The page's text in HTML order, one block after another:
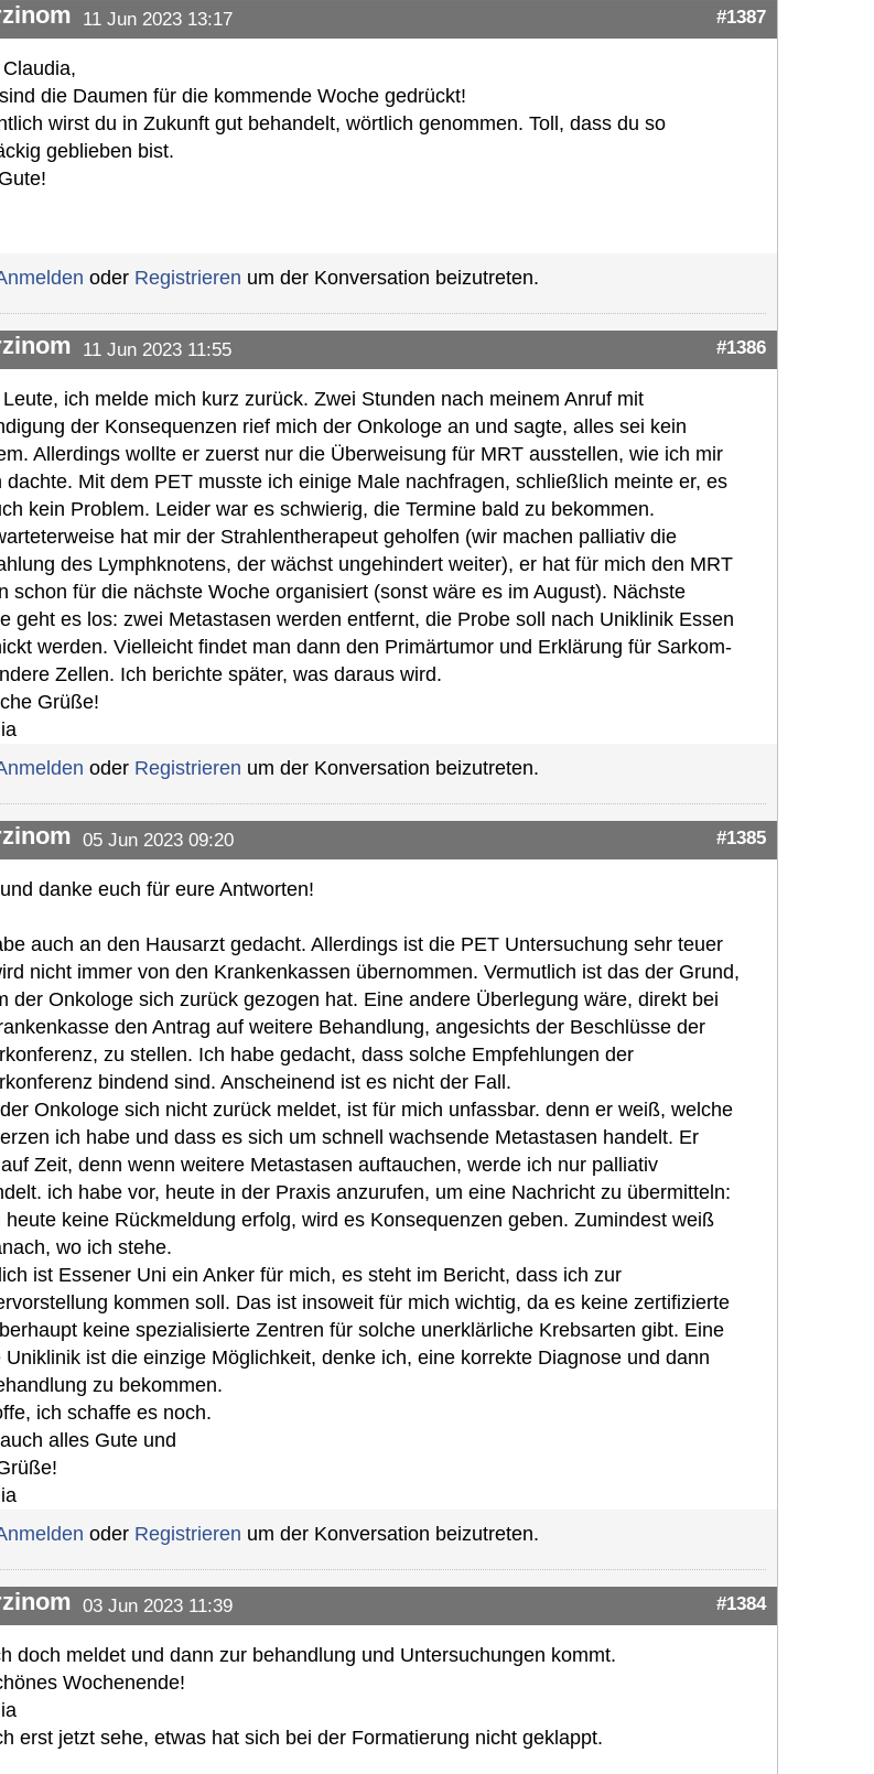
11 Jun 2023 13:17 #1387
die Daumen für die kommende Woche gedrückt!
wirst du in Zukunft gut behandelt, wörtlich genommen. Toll, dass du so
geblieben bist.
oder Registrieren um der Konversation beizutreten.
11 Jun 2023 11:55 #1386
ich melde mich kurz zurück. Zwei Stunden nach meinem Anruf mit
der Konsequenzen rief mich der Onkologe an und sagte, alles sei kein
Allerdings wollte er zuerst nur die Überweisung für MRT ausstellen, wie ich mir
dachte. Mit dem PET musste ich einige Male nachfragen, schließlich meinte er, es
kein Problem. Leider war es schwierig, die Termine bald zu bekommen.
hat mir der Strahlentherapeut geholfen (wir machen palliativ die
des Lymphknotens, der wächst ungehindert weiter), er hat für mich den MRT
schon für die nächste Woche organisiert (sonst wäre es im August). Nächste
geht es los: zwei Metastasen werden entfernt, die Probe soll nach Uniklinik Essen
werden. Vielleicht findet man dann den Primärtumor und Erklärung für Sarkom-
Zellen. Ich berichte später, was daraus wird.
Grüße!
oder Registrieren um der Konversation beizutreten.
05 Jun 2023 09:20 #1385
danke euch für eure Antworten!
auch an den Hausarzt gedacht. Allerdings ist die PET Untersuchung sehr teuer
nicht immer von den Krankenkassen übernommen. Vermutlich ist das der Grund,
der Onkologe sich zurück gezogen hat. Eine andere Überlegung wäre, direkt bei
den Antrag auf weitere Behandlung, angesichts der Beschlüsse der
zu stellen. Ich habe gedacht, dass solche Empfehlungen der
bindend sind. Anscheinend ist es nicht der Fall.
Onkologe sich nicht zurück meldet, ist für mich unfassbar. denn er weiß, welche
ich habe und dass es sich um schnell wachsende Metastasen handelt. Er
Zeit, denn wenn weitere Metastasen auftauchen, werde ich nur palliativ
ich habe vor, heute in der Praxis anzurufen, um eine Nachricht zu übermitteln:
heute keine Rückmeldung erfolg, wird es Konsequenzen geben. Zumindest weiß
wo ich stehe.
ist Essener Uni ein Anker für mich, es steht im Bericht, dass ich zur
kommen soll. Das ist insoweit für mich wichtig, da es keine zertifizierte
keine spezialisierte Zentren für solche unerklärliche Krebsarten gibt. Eine
Uniklinik ist die einzige Möglichkeit, denke ich, eine korrekte Diagnose und dann
zu bekommen.
ich schaffe es noch.
alles Gute und
oder Registrieren um der Konversation beizutreten.
03 Jun 2023 11:39 #1384
doch meldet und dann zur behandlung und Untersuchungen kommt.
Wochenende!
erst jetzt sehe, etwas hat sich bei der Formatierung nicht geklappt.